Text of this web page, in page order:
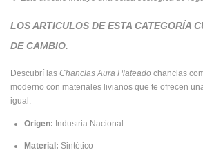
LOS ARTICULOS DE ESTA CATEGORÍA
DE CAMBIO.
Descubrí las Chanclas Aura Plateado chanclas
moderno con materiales livianos que te ofrecen
igual.
Origen: Industria Nacional
Material: Sintético